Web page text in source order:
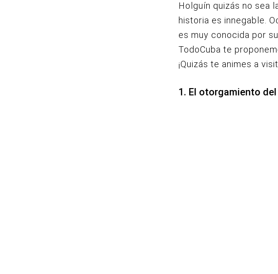
Holguín quizás no sea
historia es innegable.
es muy conocida por
TodoCuba te
¡Quizás te animes a
1. El otorgamiento